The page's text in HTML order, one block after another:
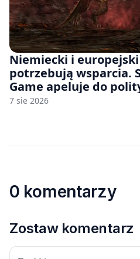
Niemiecki i
potrzebują wsparcia.
Game apeluje do
7 sie 2026
0 komentarzy
Zostaw komentarz